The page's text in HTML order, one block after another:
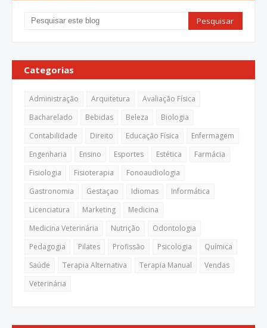
Categorias
Administração Arquitetura
Avaliação Física
Bacharelado
Bebidas Beleza
Biologia
Contabilidade
Direito Educação Física
Enfermagem
Engenharia
Ensino Esportes Estética
Farmácia
Fisiologia
Fisioterapia
Fonoaudiologia
Gastronomia
Gestaçao Idiomas
Informática
Licenciatura
Marketing
Medicina
Medicina Veterinária
Nutrição
Odontologia
Pedagogia
Pilates Profissão Psicologia
Química
Saúde
Terapia Alternativa Terapia Manual
Vendas
Veterinária